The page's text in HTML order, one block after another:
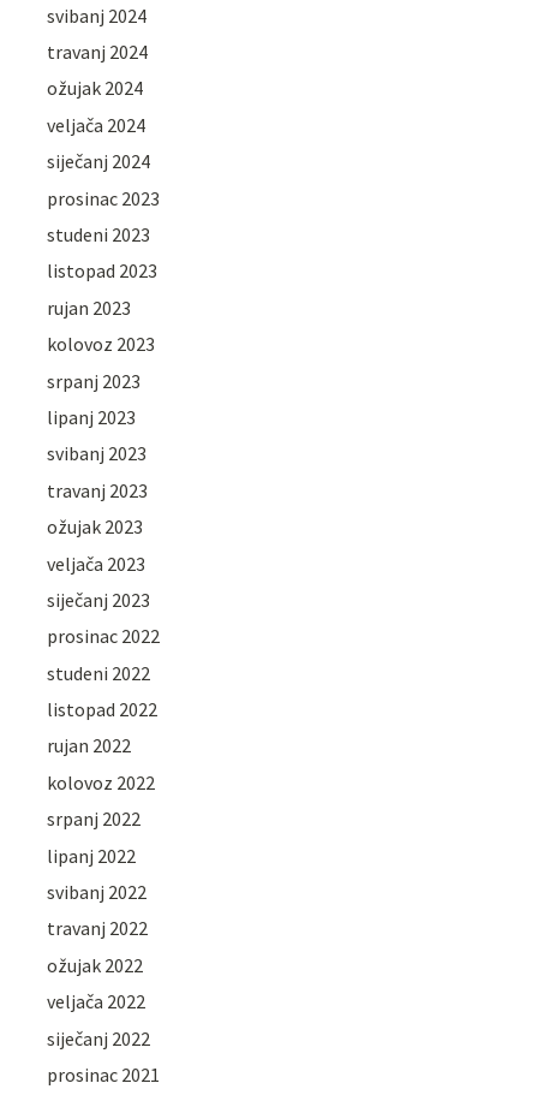
svibanj 2024
travanj 2024
ožujak 2024
veljača 2024
siječanj 2024
prosinac 2023
studeni 2023
listopad 2023
rujan 2023
kolovoz 2023
srpanj 2023
lipanj 2023
svibanj 2023
travanj 2023
ožujak 2023
veljača 2023
siječanj 2023
prosinac 2022
studeni 2022
listopad 2022
rujan 2022
kolovoz 2022
srpanj 2022
lipanj 2022
svibanj 2022
travanj 2022
ožujak 2022
veljača 2022
siječanj 2022
prosinac 2021